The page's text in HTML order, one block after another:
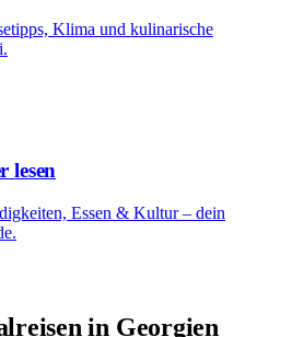
Klima und kulinarische
lesen
Essen & Kultur – dein
in Georgien